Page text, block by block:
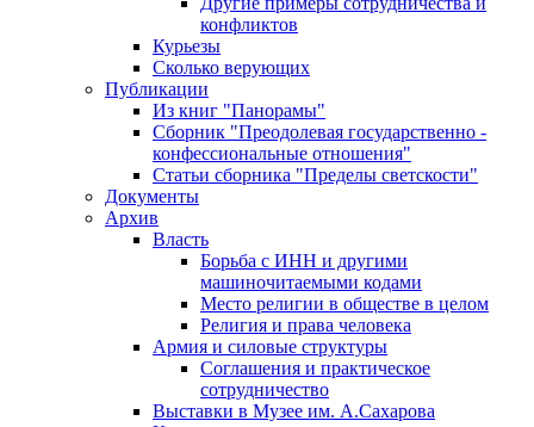
конфликтов
Курьезы
Сколько верующих
Публикации
Из книг "Панорамы"
Сборник "Преодолевая государственно -
конфессиональные отношения"
Статьи сборника "Пределы светскости"
Документы
Архив
Власть
Борьба с ИНН и другими
машиночитаемыми кодами
Место религии в обществе в целом
Религия и права человека
Армия и силовые структуры
Соглашения и практическое
сотрудничество
Выставки в Музее им. А.Сахарова